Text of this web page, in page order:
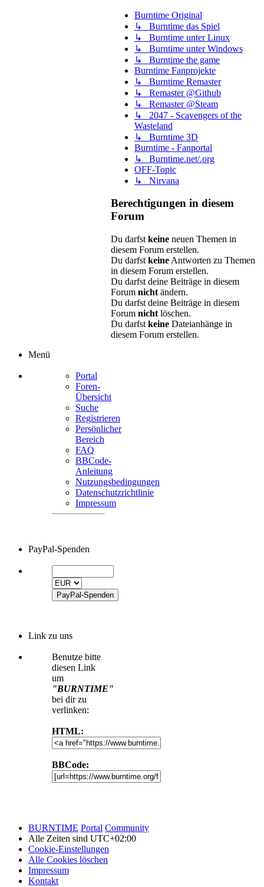
Burntime Original
↳ Burntime das Spiel
↳ Burntime unter Linux
↳ Burntime unter Windows
↳ Burntime the game
Burntime Fanprojekte
↳ Burntime Remaster
↳ Remaster @Github
↳ Remaster @Steam
↳ 2047 - Scavengers of the
Wasteland
↳ Burntime 3D
Burntime - Fanportal
↳ Burntime.net/.org
OFF-Topic
↳ Nirvana
Berechtigungen in diesem
Forum
Du darfst keine neuen Themen in
diesem Forum erstellen.
Du darfst keine Antworten zu Themen
in diesem Forum erstellen.
Du darfst deine Beiträge in diesem
Forum nicht ändern.
Du darfst deine Beiträge in diesem
Forum nicht löschen.
Du darfst keine Dateianhänge in
diesem Forum erstellen.
Menü
Portal
Foren-
Übersicht
Suche
Registrieren
Persönlicher
Bereich
FAQ
BBCode-
Anleitung
Nutzungsbedingungen
Datenschutzrichtlinie
Impressum
PayPal-Spenden
Link zu uns
Benutze bitte
diesen Link
um
"BURNTIME"
bei dir zu
verlinken:
HTML:
BBCode:
BURNTIME Portal Community
Alle Zeiten sind UTC+02:00
Cookie-Einstellungen
Alle Cookies löschen
Impressum
Kontakt